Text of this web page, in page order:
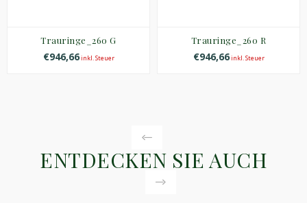
Trauringe_260 G
€946,66inkl. Steuer
Trauringe_260 R
€946,66inkl. Steuer
ENTDECKEN SIE AUCH